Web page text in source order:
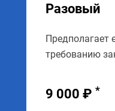
Разовый
Предполагает
требованию
9 000 ₽ *